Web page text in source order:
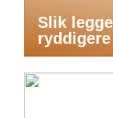
Slik